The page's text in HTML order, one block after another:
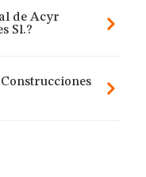
de Acyr
Sl.?